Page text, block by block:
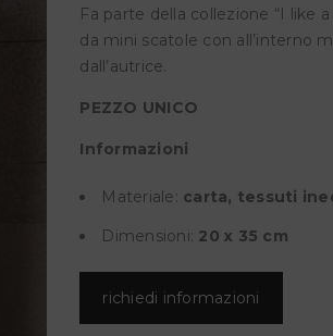
Fa parte della collezione “I like
da mini scatole con all’interno
dall’autrice.
PEZZO UNICO
Informazioni
Materiale: carta, tessuti
Dimensioni: 20 x 35 cm
richiedi informazioni